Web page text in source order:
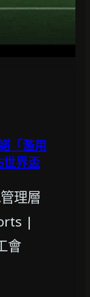
「濫用
世界盃
理層
|
會